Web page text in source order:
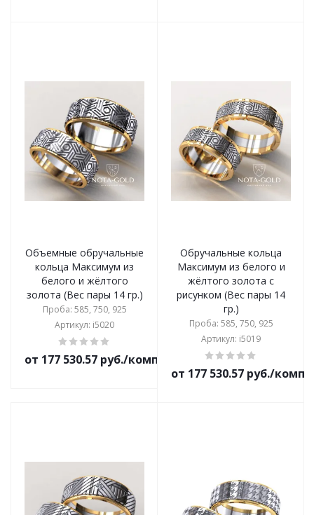
Объемные обручальные
кольца Максимум из
белого и жёлтого
золота (Вес пары 14 гр.)
Проба: 585, 750, 925
Артикул: i5020
от 177 530.57 руб./комплект
Обручальные кольца
Максимум из белого и
жёлтого золота с
рисунком (Вес пары 14
гр.)
Проба: 585, 750, 925
Артикул: i5019
от 177 530.57 руб./